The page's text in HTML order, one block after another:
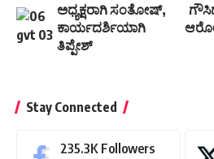
ಅಧ್ಯಕ್ಷರಾಗಿ ಸಂತೋಷ್,
ಕಾರ್ಯದರ್ಶಿಯಾಗಿ
ತಿಪ್ಪೇಶ್
Stay Connected
235.3K Followers